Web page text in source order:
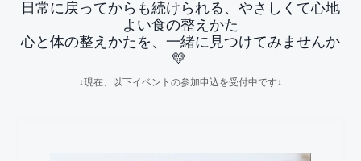
日常に戻ってからも続けられる、やさしくて心地
よい食の整えかた
心と体の整えかたを、一緒に見つけてみませんか
💛
↓現在、以下イベントの参加申込を受付中です↓